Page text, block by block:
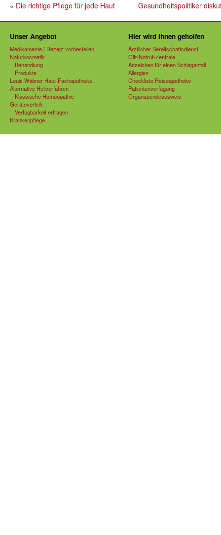
« Die richtige Pflege für jede Haut Gesundheitspolitiker
Unser Angebot
Medikamente / Rezept vorbestellen
Naturkosmetik
Behandlung
Produkte
Louis Widmer Haut-Fachapotheke
Alternative Heilverfahren
Klassische Homöopathie
Geräteverleih
Verfügbarkeit erfragen
Krankenpflege
Hier wird Ihnen geholfen
Ärztlicher Bereitschaftsdienst
Gift-Notruf-Zentrale
Anzeichen für einen Schlaganfall
Allergien
Checkliste Reiseapotheke
Patientenverfügung
Organspendeausweis